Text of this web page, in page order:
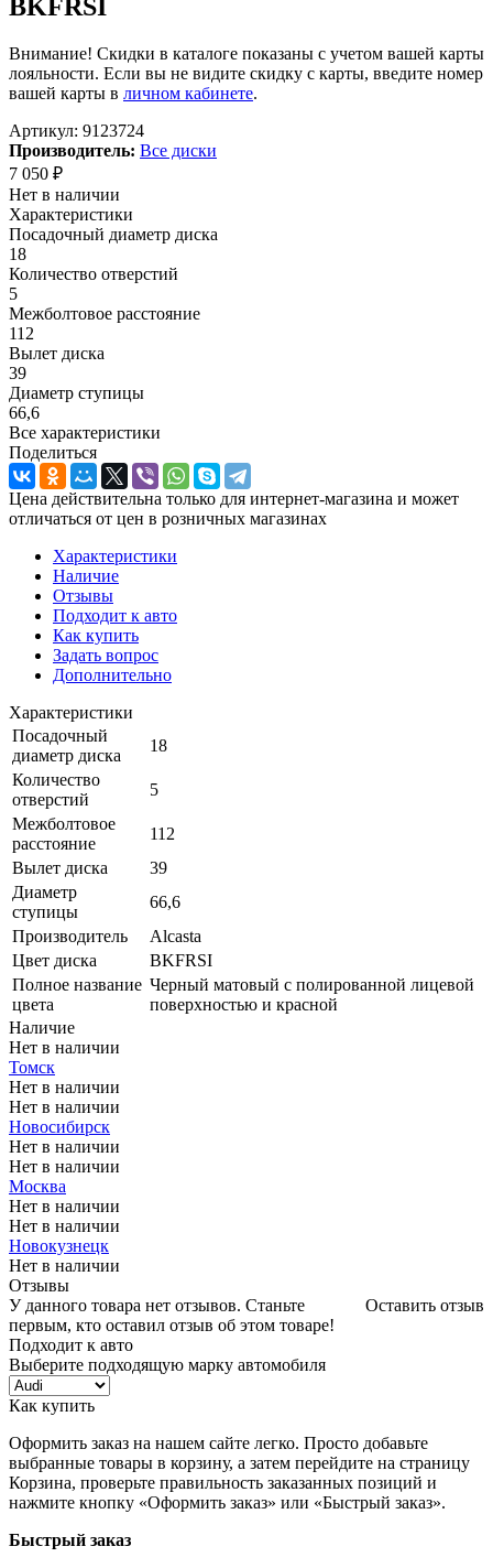
BKFRSI
Внимание! Скидки в каталоге показаны с учетом вашей карты
лояльности. Если вы не видите скидку с карты, введите номер
вашей карты в личном кабинете.
Артикул: 9123724
Производитель: Все диски
7 050 ₽
Нет в наличии
Характеристики
Посадочный диаметр диска
18
Количество отверстий
5
Межболтовое расстояние
112
Вылет диска
39
Диаметр ступицы
66,6
Все характеристики
Поделиться
Цена действительна только для интернет-магазина и может
отличаться от цен в розничных магазинах
Характеристики
Наличие
Отзывы
Подходит к авто
Как купить
Задать вопрос
Дополнительно
Характеристики
Посадочный
диаметр диска
18
Количество
отверстий
5
Межболтовое
расстояние
112
Вылет диска
39
Диаметр
ступицы
66,6
Производитель
Alcasta
Цвет диска
BKFRSI
Полное название
цвета
Черный матовый с полированной лицевой
поверхностью и красной
Наличие
Нет в наличии
Томск
Нет в наличии
Нет в наличии
Новосибирск
Нет в наличии
Нет в наличии
Москва
Нет в наличии
Нет в наличии
Новокузнецк
Нет в наличии
Отзывы
Оставить отзыв
У данного товара нет отзывов. Станьте
первым, кто оставил отзыв об этом товаре!
Подходит к авто
Выберите подходящую марку автомобиля
Как купить
Оформить заказ на нашем сайте легко. Просто добавьте
выбранные товары в корзину, а затем перейдите на страницу
Корзина, проверьте правильность заказанных позиций и
нажмите кнопку «Оформить заказ» или «Быстрый заказ».
Быстрый заказ